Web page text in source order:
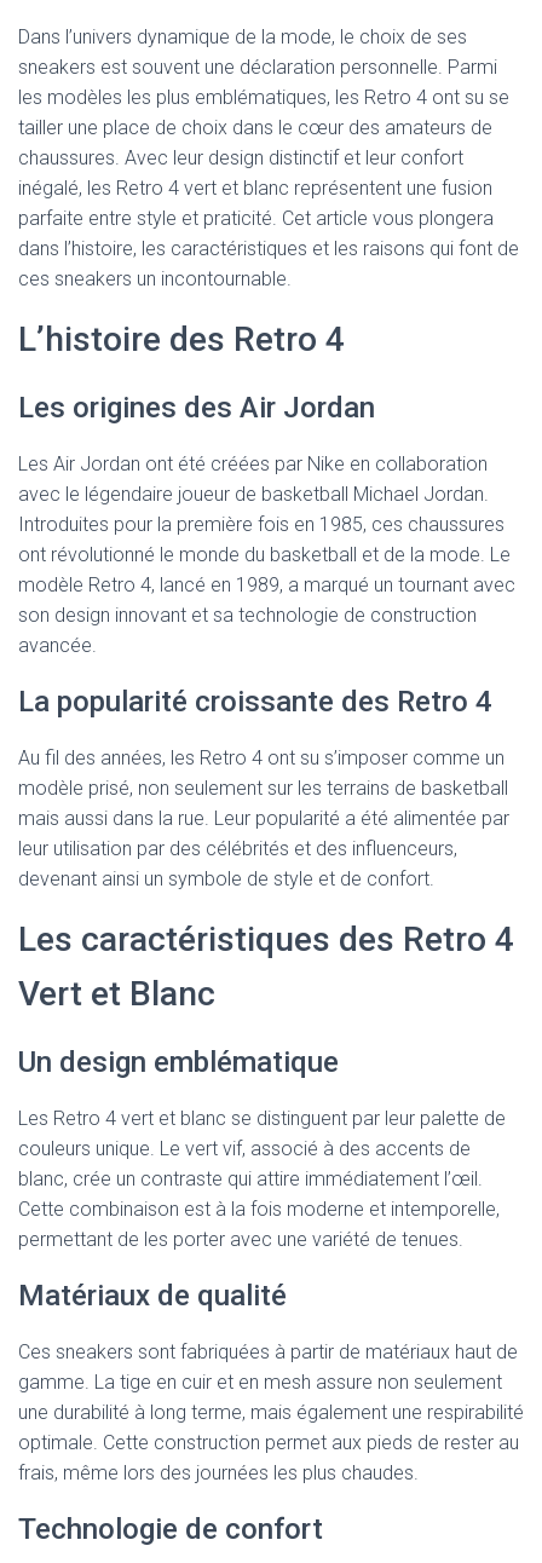
Dans l’univers dynamique de la mode, le choix de ses
sneakers est souvent une déclaration personnelle. Parmi
les modèles les plus emblématiques, les Retro 4 ont su se
tailler une place de choix dans le cœur des amateurs de
chaussures. Avec leur design distinctif et leur confort
inégalé, les Retro 4 vert et blanc représentent une fusion
parfaite entre style et praticité. Cet article vous plongera
dans l’histoire, les caractéristiques et les raisons qui font de
ces sneakers un incontournable.
L’histoire des Retro 4
Les origines des Air Jordan
Les Air Jordan ont été créées par Nike en collaboration
avec le légendaire joueur de basketball Michael Jordan.
Introduites pour la première fois en 1985, ces chaussures
ont révolutionné le monde du basketball et de la mode. Le
modèle Retro 4, lancé en 1989, a marqué un tournant avec
son design innovant et sa technologie de construction
avancée.
La popularité croissante des Retro 4
Au fil des années, les Retro 4 ont su s’imposer comme un
modèle prisé, non seulement sur les terrains de basketball
mais aussi dans la rue. Leur popularité a été alimentée par
leur utilisation par des célébrités et des influenceurs,
devenant ainsi un symbole de style et de confort.
Les caractéristiques des Retro 4
Vert et Blanc
Un design emblématique
Les Retro 4 vert et blanc se distinguent par leur palette de
couleurs unique. Le vert vif, associé à des accents de
blanc, crée un contraste qui attire immédiatement l’œil.
Cette combinaison est à la fois moderne et intemporelle,
permettant de les porter avec une variété de tenues.
Matériaux de qualité
Ces sneakers sont fabriquées à partir de matériaux haut de
gamme. La tige en cuir et en mesh assure non seulement
une durabilité à long terme, mais également une respirabilité
optimale. Cette construction permet aux pieds de rester au
frais, même lors des journées les plus chaudes.
Technologie de confort